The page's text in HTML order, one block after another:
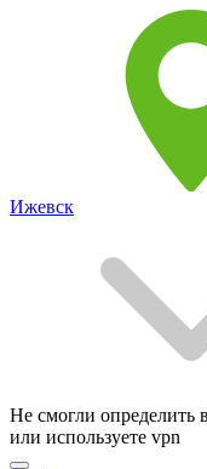
Ижевск
Не смогли определить
или используете vpn